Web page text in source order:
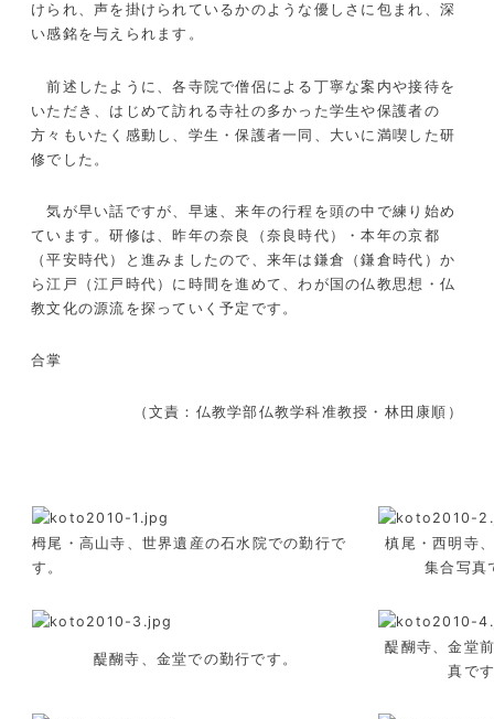
けられ、声を掛けられているかのような優しさに包まれ、深
い感銘を与えられます。
前述したように、各寺院で僧侶による丁寧な案内や接待を
いただき、はじめて訪れる寺社の多かった学生や保護者の
方々もいたく感動し、学生・保護者一同、大いに満喫した研
修でした。
気が早い話ですが、早速、来年の行程を頭の中で練り始め
ています。研修は、昨年の奈良（奈良時代）・本年の京都
（平安時代）と進みましたので、来年は鎌倉（鎌倉時代）か
ら江戸（江戸時代）に時間を進めて、わが国の仏教思想・仏
教文化の源流を探っていく予定です。
合掌
（文責：仏教学部仏教学科准教授・林田康順）
栂尾・高山寺、世界遺産の石水院での勤行で
す。
槙尾・西明寺
集合写真
醍醐寺、金堂での勤行です。
醍醐寺、金堂
真で